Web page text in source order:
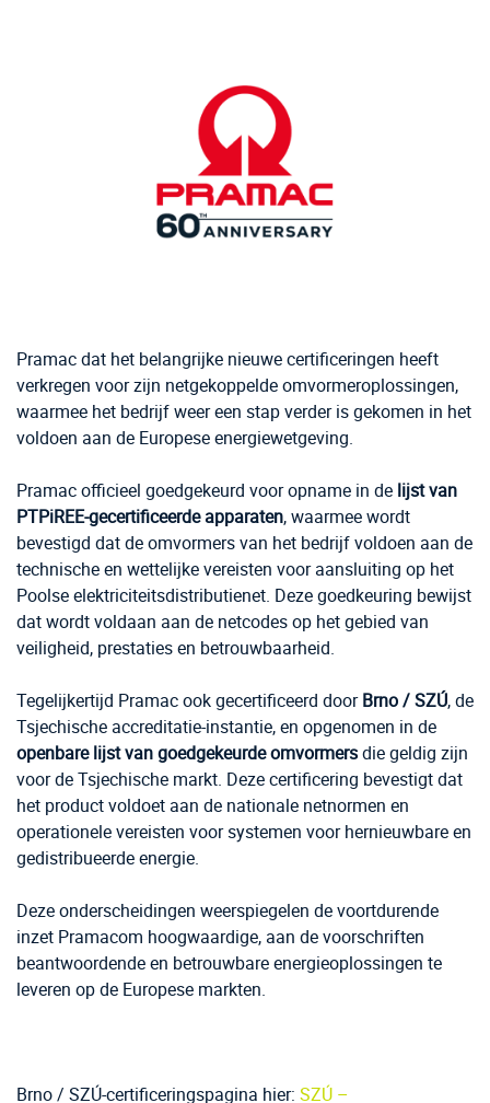
Pramac dat het belangrijke nieuwe certificeringen heeft
verkregen voor zijn netgekoppelde omvormeroplossingen,
waarmee het bedrijf weer een stap verder is gekomen in het
voldoen aan de Europese energiewetgeving.
Pramac officieel goedgekeurd voor opname in de lijst van
PTPiREE-gecertificeerde apparaten, waarmee wordt
bevestigd dat de omvormers van het bedrijf voldoen aan de
technische en wettelijke vereisten voor aansluiting op het
Poolse elektriciteitsdistributienet. Deze goedkeuring bewijst
dat wordt voldaan aan de netcodes op het gebied van
veiligheid, prestaties en betrouwbaarheid.
Tegelijkertijd Pramac ook gecertificeerd doorBrno / SZÚ, de
Tsjechische accreditatie-instantie, en opgenomen in de
openbare lijst van goedgekeurde omvormersdie geldig zijn
voor de Tsjechische markt. Deze certificering bevestigt dat
het product voldoet aan de nationale netnormen en
operationele vereisten voor systemen voor hernieuwbare en
gedistribueerde energie.
Deze onderscheidingen weerspiegelen de voortdurende
inzet Pramacom hoogwaardige, aan de voorschriften
beantwoordende en betrouwbare energieoplossingen te
leveren op de Europese markten.
Brno / SZÚ-certificeringspagina hier: SZÚ –